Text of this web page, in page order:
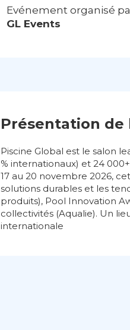
Evénement organisé
GL Events
Présentation
Piscine Global est le salon
% internationaux) et 24
17 au 20 novembre 2026,
solutions durables et les
produits), Pool Innovation
collectivités (Aqualie). Un
internationale